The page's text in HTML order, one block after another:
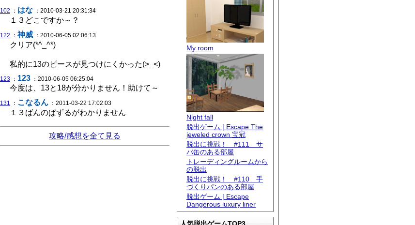
My room
Night fall
脱出ゲーム | Escape The
jeweled crown 宝冠
脱出に挑戦！ #111 サ
バ缶のある部屋
トレーディングルームから
の脱出
脱出に挑戦！ #110 手
づくりパンのある部屋
脱出ゲーム | Escape
Dangerous luxury liner
102 ： はな ：2010-03-21 20:31:34
１３どこですか～？
122 ：神威 ：2010-06-05 02:06:13
クリア(*^_^*)
私的に13のピースが見つけにくかった(>_<)
123 ： 123 ：2010-06-05 06:25:04
今度は、13と18が分かりません！助けて～
131 ： こなるん ：2011-03-22 17:02:03
１３ばんのぱずるがわかりません
攻略/感想を全て見る